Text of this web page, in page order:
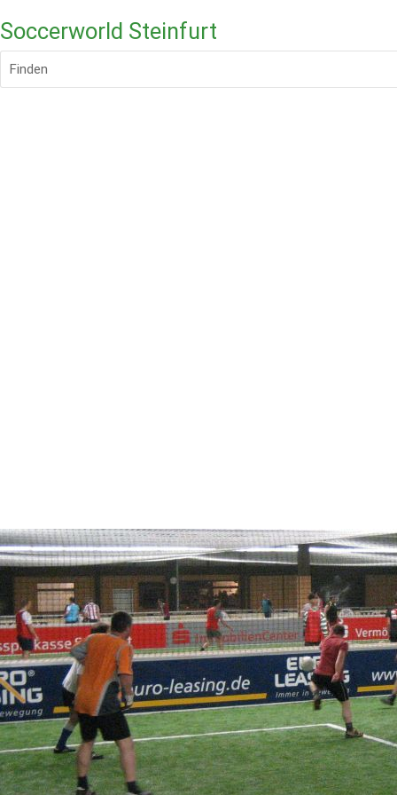
Soccerworld Steinfurt
Finden